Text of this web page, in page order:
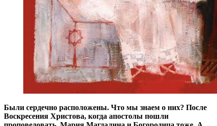
Были сердечно расположены. Что мы знаем о них? После
Воскресения Христова, когда апостолы пошли